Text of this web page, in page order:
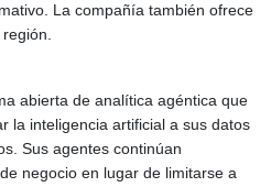
La compañía también ofrece
abierta de analítica agéntica que
la inteligencia artificial a sus datos
Sus agentes continúan
negocio en lugar de limitarse a